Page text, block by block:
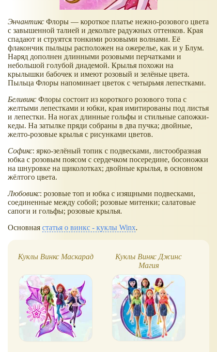
Энчантикс Флоры — короткое платье нежно-розового цвета
с завышенной талией и декольте радужных оттенков. Края
спадают и струятся тонкими розовыми волнами. Её
флакончик пыльцы расположен на ожерелье, как и у Блум.
Наряд дополнен длинными розовыми перчатками и
небольшой голубой диадемой. Крылья похожи на
крылышки бабочек и имеют розовый и зелёные цвета.
Пыльца Флоры напоминает цветок с четырьмя лепестками.
Беливикс Флоры состоит из короткого розового топа с
желтыми лепестками и юбки, края имитированы под листья
и лепестки. На ногах длинные гольфы и стильные сапожки-
кеды. На затылке пряди собраны в два пучка; двойные,
желто-розовые крылья с рисунками цветов.
Софикс: ярко-зелёный топик с подвесками, листообразная
юбка с розовым поясом с сердечком посередине, босоножки
на шнуровке на щиколотках; двойные крылья, в основном
жёлтого цвета.
Любовикс: розовые топ и юбка с изящными подвесками,
соединенные между собой; розовые митенки; салатовые
сапоги и гольфы; розовые крылья.
Основная статья о винкс - куклы Winx.
Куклы Винкс Маскарад
Куклы Винкс Джинс
Магия